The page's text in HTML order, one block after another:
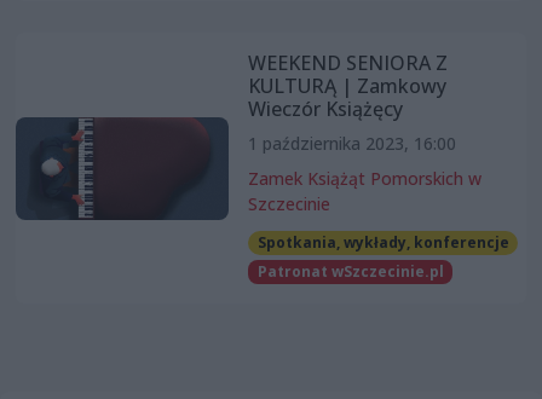
WEEKEND SENIORA Z
KULTURĄ | Zamkowy
Wieczór Książęcy
1 października 2023, 16:00
Zamek Książąt Pomorskich w
Szczecinie
Spotkania, wykłady, konferencje
Patronat wSzczecinie.pl